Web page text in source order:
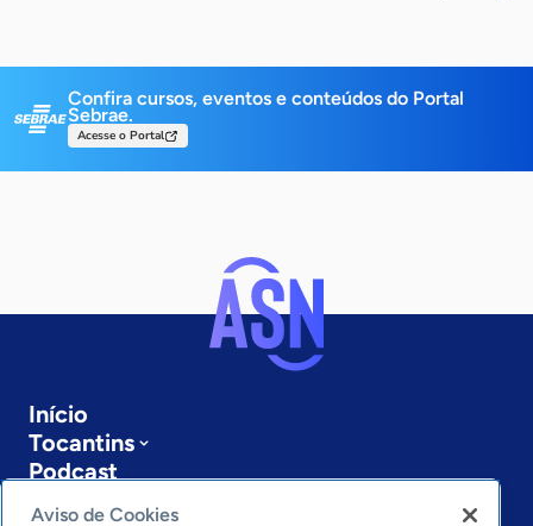
Confira cursos, eventos e conteúdos do Portal
Sebrae.
Acesse o Portal
Início
Tocantins
Podcast
Sobre a ASN
Aviso de Cookies